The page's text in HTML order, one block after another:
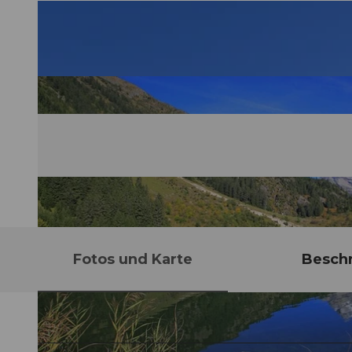
Fotos und Karte